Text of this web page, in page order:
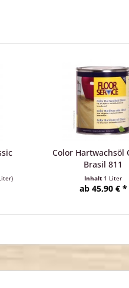
Color Hartwachsöl
Brasil 811
Inhalt 1 Liter
ab 45,90 € *